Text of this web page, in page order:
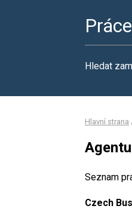
Hledat
Hlavní strana
Seznam
Czech